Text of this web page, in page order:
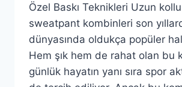
Özel Baskı Teknikleri Uzun
sweatpant kombinleri son
dünyasında oldukça popüler
Hem şık hem de rahat olan bu
günlük hayatın yanı sıra spor